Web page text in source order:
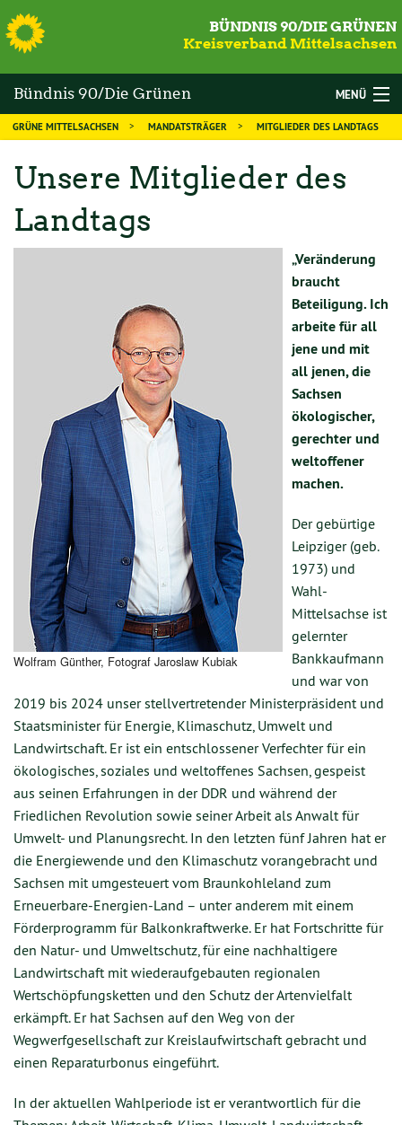
S
BÜNDNIS 90/DIE GRÜNEN
Kreisverband Mittelsachsen
Bündnis 90/Die Grünen
Mittelsachsen
MENÜ
WAHLEN
DIE GRÜNEN
MANDATSTRÄGER
THEMEN
GRÜNE MITTELSACHSEN MANDATSTRÄGER MITGLIEDER DES LANDTAGS
Unsere Mitglieder des
Landtags
Wolfram Günther, Fotograf Jaroslaw Kubiak
„Veränderung
braucht
Beteiligung. Ich
arbeite für all
jene und mit
all jenen, die
Sachsen
ökologischer,
gerechter und
weltoffener
machen.
Der gebürtige
Leipziger (geb.
1973) und
Wahl-
Mittelsachse ist
gelernter
Bankkaufmann
und war von
2019 bis 2024 unser stellvertretender Ministerpräsident und
Staatsminister für Energie, Klimaschutz, Umwelt und
Landwirtschaft. Er ist ein entschlossener Verfechter für ein
ökologisches, soziales und weltoffenes Sachsen, gespeist
aus seinen Erfahrungen in der DDR und während der
Friedlichen Revolution sowie seiner Arbeit als Anwalt für
Umwelt- und Planungsrecht. In den letzten fünf Jahren hat er
die Energiewende und den Klimaschutz vorangebracht und
Sachsen mit umgesteuert vom Braunkohleland zum
Erneuerbare-Energien-Land – unter anderem mit einem
Förderprogramm für Balkonkraftwerke. Er hat Fortschritte für
den Natur- und Umweltschutz, für eine nachhaltigere
Landwirtschaft mit wiederaufgebauten regionalen
Wertschöpfungsketten und den Schutz der Artenvielfalt
erkämpft. Er hat Sachsen auf den Weg von der
Wegwerfgesellschaft zur Kreislaufwirtschaft gebracht und
einen Reparaturbonus eingeführt.
In der aktuellen Wahlperiode ist er verantwortlich für die